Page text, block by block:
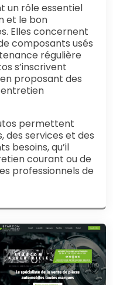
un rôle essentiel
et le bon
Elles concernent
composants usés
régulière
s’inscrivent
proposant des
permettent
des services et des
besoins, qu’il
courant ou de
professionnels de